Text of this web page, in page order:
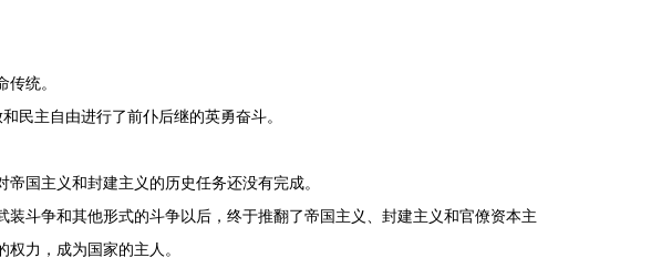
统。
主自由进行了前仆后继的英勇奋斗。
国主义和封建主义的历史任务还没有完成。
争和其他形式的斗争以后，终于推翻了帝国主义、封建主义和官僚资本主
力，成为国家的主人。